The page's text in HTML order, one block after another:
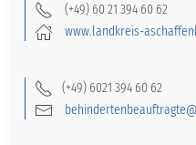
(+49) 60 21 394 60 62
www.landkreis-
(+49) 6021 394 60 62